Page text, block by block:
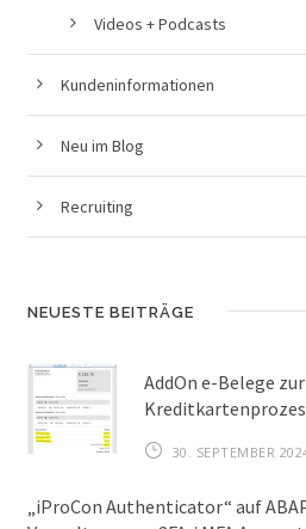
Videos + Podcasts
Kundeninformationen
Neu im Blog
Recruiting
NEUESTE BEITRÄGE
AddOn e-Belege
30. SEPTEMBER
„iProCon Authenticator“ auf